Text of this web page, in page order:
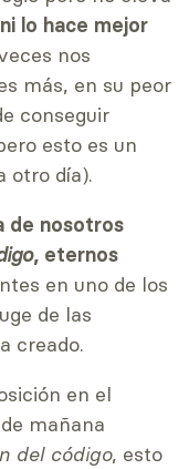
ni lo hace mejor
nos
más, en su peor
conseguir
esto es un
otro día).
de nosotros
, eternos
en uno de los
de las
creado.
en el
mañana
del código, esto